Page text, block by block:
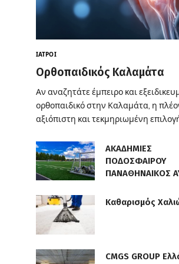
ΙΑΤΡΟΊ
Ορθοπαιδικός Καλαμάτα
Αν αναζητάτε έμπειρο και
ορθοπαιδικό στην Καλαμάτα, η
αξιόπιστη και τεκμηριωμένη
ΑΚΑΔΗΜΙΕΣ
ΠΟΔΟΣΦΑΙΡΟΥ
ΠΑΝΑΘΗΝΑΙΚΟΣ
Καθαρισμός
CMGS GROUP